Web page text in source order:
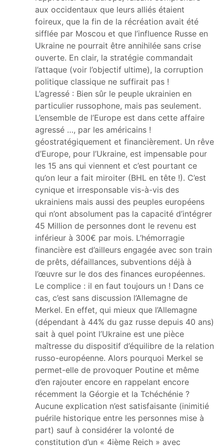
aux occidentaux que leurs alliés étaient
foireux, que la fin de la récréation avait été
sifflée par Moscou et que l’influence Russe en
Ukraine ne pourrait être annihilée sans crise
ouverte. En clair, la stratégie commandait
l’attaque (voir l’objectif ultime), la corruption
politique classique ne suffirait pas !
L’agressé : Bien sûr le peuple ukrainien en
particulier russophone, mais pas seulement.
L’ensemble de l’Europe est dans cette affaire
agressé …, par les américains !
géostratégiquement et financièrement. Un rêve
d’Europe, pour l’Ukraine, est impensable pour
les 15 ans qui viennent et c’est pourtant ce
qu’on leur a fait miroiter (BHL en tête !). C’est
cynique et irresponsable vis-à-vis des
ukrainiens mais aussi des peuples européens
qui n’ont absolument pas la capacité d’intégrer
45 Million de personnes dont le revenu est
inférieur à 300€ par mois. L’hémorragie
financière est d’ailleurs engagée avec son train
de prêts, défaillances, subventions déjà à
l’œuvre sur le dos des finances européennes.
Le complice : il en faut toujours un ! Dans ce
cas, c’est sans discussion l’Allemagne de
Merkel. En effet, qui mieux que l’Allemagne
(dépendant à 44% du gaz russe depuis 40 ans)
sait à quel point l’Ukraine est une pièce
maîtresse du dispositif d’équilibre de la relation
russo-européenne. Alors pourquoi Merkel se
permet-elle de provoquer Poutine et même
d’en rajouter encore en rappelant encore
récemment la Géorgie et la Tchéchénie ?
Aucune explication n’est satisfaisante (inimitié
puérile historique entre les personnes mise à
part) sauf à considérer la volonté de
constitution d’un « 4ième Reich » avec